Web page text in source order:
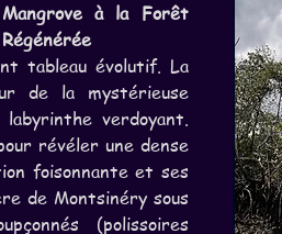
Mangrove à la Forêt
Régénérée
tableau évolutif. La
de la mystérieuse
verdoyant.
révéler une dense
foisonnante et ses
de Montsinéry sous
(polissoires